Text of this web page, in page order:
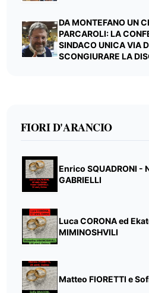
DA MONTEFANO UN
PARCAROLI: LA
SINDACO UNICA VIA
SCONGIURARE LA
FIORI D'ARANCIO
Enrico SQUADRONI -
GABRIELLI
Luca CORONA ed
MIMINOSHVILI
Matteo FIORETTI e